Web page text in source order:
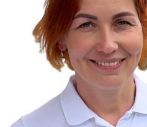
Analytické a marketingové cookies
Reklamné úložisko
Reklamné používateľské dáta
Personalizácia reklám
Povoliť vybrané
Odmietnuť